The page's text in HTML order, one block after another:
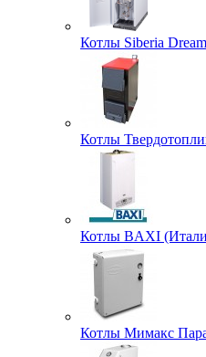
Котлы Siberia Dream
Котлы
Котлы BAXI
Котлы Мимакс